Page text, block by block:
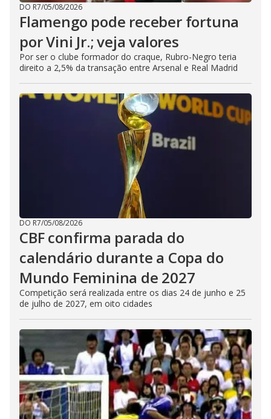
DO R7/05/08/2026
Flamengo pode receber fortuna
por Vini Jr.; veja valores
Por ser o clube formador do craque, Rubro-Negro teria
direito a 2,5% da transação entre Arsenal e Real Madrid
DO R7/05/08/2026
CBF confirma parada do
calendário durante a Copa do
Mundo Feminina de 2027
Competição será realizada entre os dias 24 de junho e 25
de julho de 2027, em oito cidades